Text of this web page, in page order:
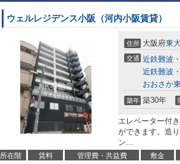
ウェルレジデンス小阪（河内小阪賃貸）
住所 大阪府東
交通 近鉄難波
近鉄難波
おおさか
築年 築30年
エレベーター付
ができます。造
ン...
所在階 賃料 管理費・共益費 敷金